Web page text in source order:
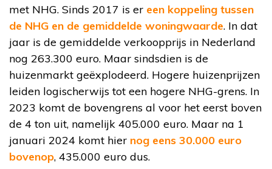
met NHG. Sinds 2017 is er een koppeling tussen
de NHG en de gemiddelde woningwaarde. In dat
jaar is de gemiddelde verkoopprijs in Nederland
nog 263.300 euro. Maar sindsdien is de
huizenmarkt geëxplodeerd. Hogere huizenprijzen
leiden logischerwijs tot een hogere NHG-grens. In
2023 komt de bovengrens al voor het eerst boven
de 4 ton uit, namelijk 405.000 euro. Maar na 1
januari 2024 komt hier nog eens 30.000 euro
bovenop, 435.000 euro dus.